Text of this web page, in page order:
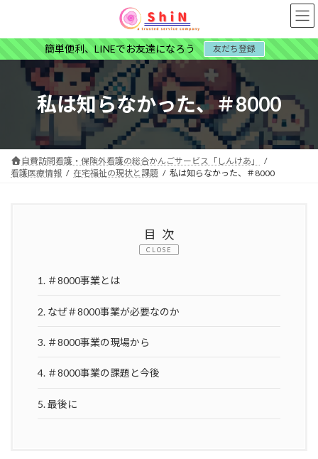
ツ
シ
簡単便利、LINEでお友達になろう 友だち登録
私は知らなかった、＃8000
自費訪問看護・保険外看護の総合かんごサービス「しんけあ」
看護医療情報
在宅福祉の現状と課題 私は知らなかった、＃8000
目次
CLOSE
1. ＃8000事業とは
2. なぜ＃8000事業が必要なのか
3. ＃8000事業の現場から
4. ＃8000事業の課題と今後
5.最後に